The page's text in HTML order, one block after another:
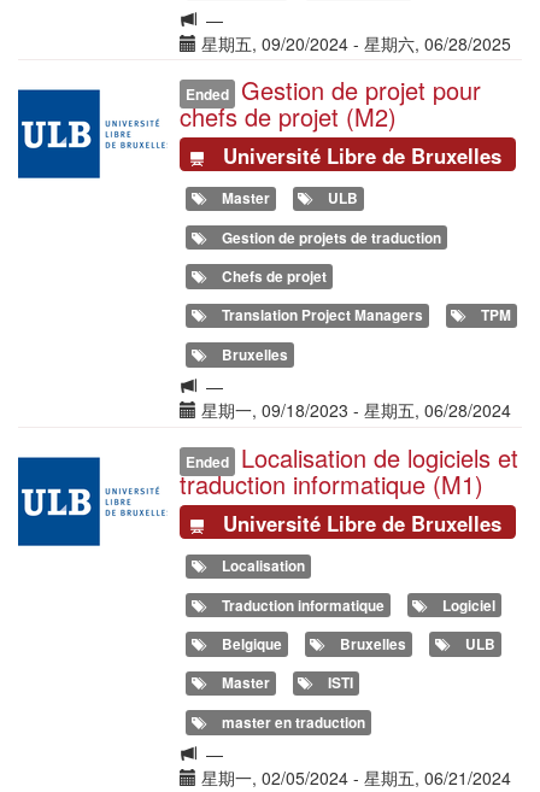
Langue
de
formation
—
Date(s)
星期五, 09/20/2024 - 星期六, 06/28/2025
Illustration
Ended Gestion de projet pour
chefs de projet (M2)
Université Libre de Bruxelles
Master
ULB
Gestion de projets de traduction
Chefs de projet
Translation Project Managers
TPM
Bruxelles
Langue
de
formation
—
Date(s)
星期一, 09/18/2023 - 星期五, 06/28/2024
Illustration
Ended Localisation de logiciels et
traduction informatique (M1)
Université Libre de Bruxelles
Localisation
Traduction informatique
Logiciel
Belgique
Bruxelles
ULB
Master
ISTI
master en traduction
Langue
de
—
Date(s)
星期一, 02/05/2024 - 星期五, 06/21/2024